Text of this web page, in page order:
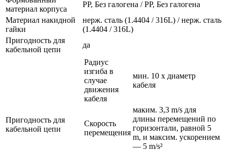
материал корпуса
PP, Без галогена / PP, Без галогена
Материал накидной
гайки
нерж. сталь (1.4404 / 316L) / нерж. сталь
(1.4404 / 316L)
Пригодность для
кабельной цепи
да
Пригодность для
кабельной цепи
Радиус
изгиба в
случае
движения
кабеля
мин. 10 x диаметр
кабеля
Скорость
перемещения
маким. 3,3 m/s для
длины перемещений по
горизонтали, равной 5
m, и максим. ускорением
— 5 m/s²